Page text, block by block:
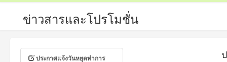
ข่าวสารและโปรโมชั่น
ประกาศแจ้งวันหยุดทำการ